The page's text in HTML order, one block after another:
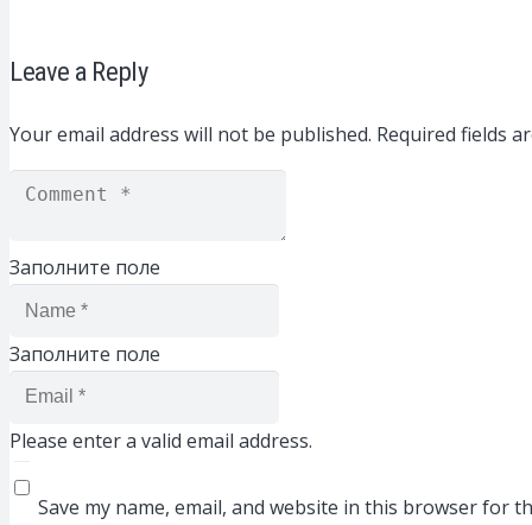
Leave a Reply
Your email address will not be published. Required fields
Заполните поле
Заполните поле
Please enter a valid email address.
Save my name, email, and website in this browser for